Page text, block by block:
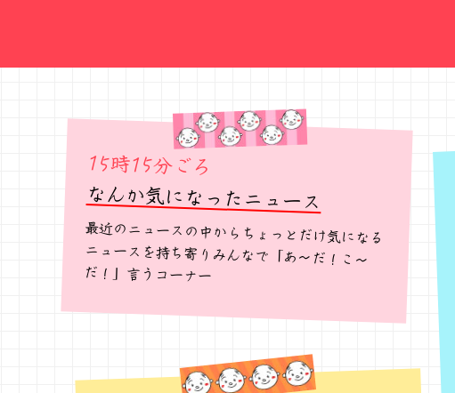
15時15分ごろ
なんか気になったニュース
最近のニュースの中からちょっとだけ気になる
ニュースを持ち寄りみんなで「あ〜だ！こ〜
だ！」言うコーナー